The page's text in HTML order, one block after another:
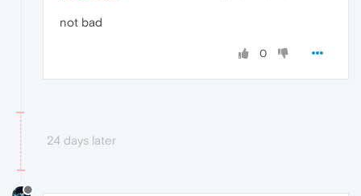
not bad
0
24 days later